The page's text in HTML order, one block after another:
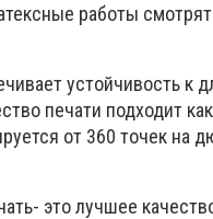
работы
устойчивость к
печати подходит
от 360 точек на
это лучшее